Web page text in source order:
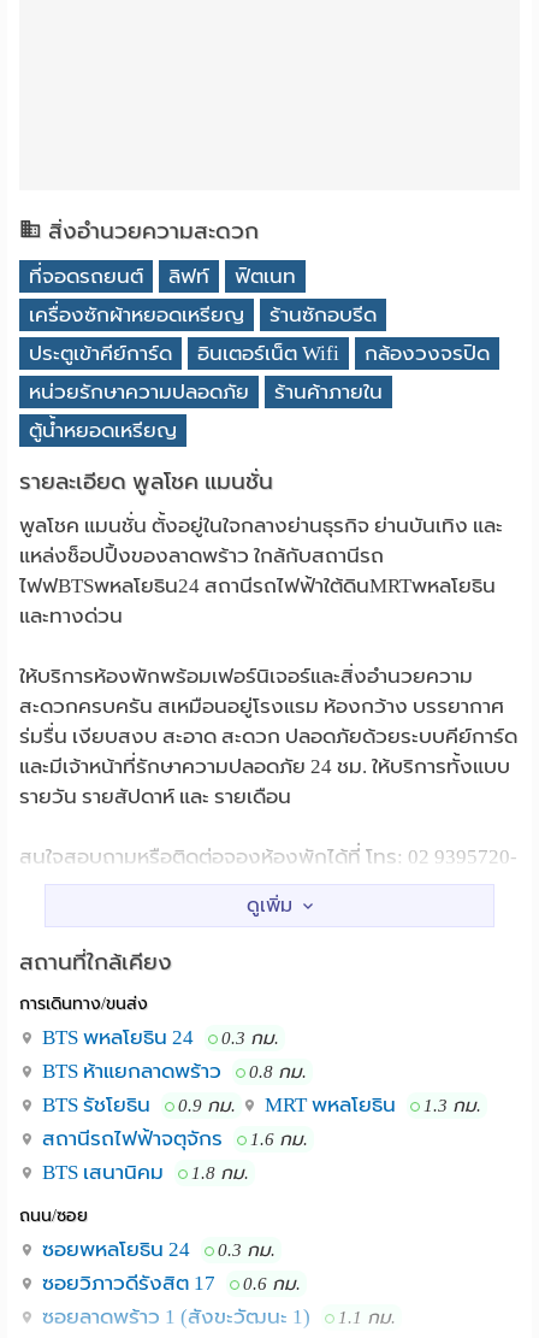
สิ่งอำนวยความสะดวก
ที่จอดรถยนต์ ลิฟท์
ฟิตเนท
เครื่องซักผ้าหยอดเหรียญ
ร้านซักอบรีด
ประตูเข้าคีย์การ์ด
อินเตอร์เน็ต Wifi
กล้องวงจรปิด
หน่วยรักษาความปลอดภัย
ร้านค้าภายใน
ตู้น้ำหยอดเหรียญ
รายละเอียด พูลโชค แมนชั่น
พูลโชค แมนชั่น ตั้งอยู่ในใจกลางย่านธุรกิจ ย่านบันเทิง และ
แหล่งช็อปปิ้งของลาดพร้าว ใกล้กับสถานีรถ
ไฟฟBTSพหลโยธิน24 สถานีรถไฟฟ้าใต้ดินMRTพหลโยธิน
และทางด่วน
ให้บริการห้องพักพร้อมเฟอร์นิเจอร์และสิ่งอำนวยความ
สะดวกครบครัน สเหมือนอยู่โรงแรม ห้องกว้าง บรรยากาศ
ร่มรื่น เงียบสงบ สะอาด สะดวก ปลอดภัยด้วยระบบคีย์การ์ด
และมีเจ้าหน้าที่รักษาความปลอดภัย 24 ชม. ให้บริการทั้งแบบ
รายวัน รายสัปดาห์ และ รายเดือน
สนใจสอบถามหรือติดต่อจองห้องพักได้ที่ โทร: 02 9395720-
9,086-7732607 แฟกซ์: 02 9396600
ดูรายละเอียดเพิ่มเติมได้ที่เวป http://www.pmansion.com
สถานที่ใกล้เคียง : BTS พหลโยธิน24, เซ็นทรัลลาดพร้าว, เมเจอร์
รัชโยธิน, ตึกช้าง, ตึก SCB, ตลาดนัดจตุจักร, Union Mall,
เซนต์จอห์น, มหาวิทยาลัยศรีปทุม, ตลาด อ.ต.ก., สวนรถไฟ,
โรงพยาบาลวิภาวดี, โรงพยาบาลเมโย, โรงพยาบาลเปาโล
เมมโมเรียล
สถานที่ใกล้เคียง
การเดินทาง/ขนส่ง
BTS พหลโยธิน 24 0.3 กม.
BTS ห้าแยกลาดพร้าว 0.8 กม.
BTS รัชโยธิน 0.9 กม. MRT พหลโยธิน 1.3 กม.
สถานีรถไฟฟ้าจตุจักร 1.6 กม.
BTS เสนานิคม 1.8 กม.
ถนน/ซอย
ซอยพหลโยธิน 24 0.3 กม.
ซอยวิภาวดีรังสิต 17 0.6 กม.
ซอยลาดพร้าว 1 (สังขะวัฒนะ 1) 1.1 กม.